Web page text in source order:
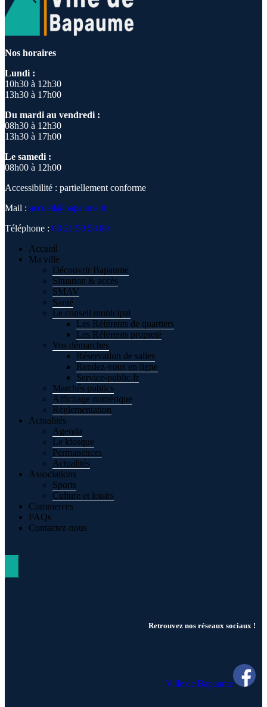
Nos horaires
Lundi :
10h30 à 12h30
13h30 à 17h00
Du mardi au vendredi :
08h30 à 12h30
13h30 à 17h00
Le samedi :
08h00 à 12h00
Accessibilité : partiellement conforme
Mail : accueil@bapaume.fr
Téléphone : 03 21 50 58 80
Accueil
Ma ville
Découvrir Bapaume
Situation & accès
SMAV
Santé
Le conseil municipal
Les Référents de quartiers
Les Référents propreté
Vos démarches
Réservation de salles
Rendez-vous en ligne
Service-public.fr
Marchés publics
Affichage numérique
Règlementation
Actualités
Agenda
Le kiosque
Permanences
Actualités
Associations
Sports
Culture et loisirs
Commerces
FAQs
Contactez-nous
Retrouvez nos réseaux sociaux !
Ville de Bapaume